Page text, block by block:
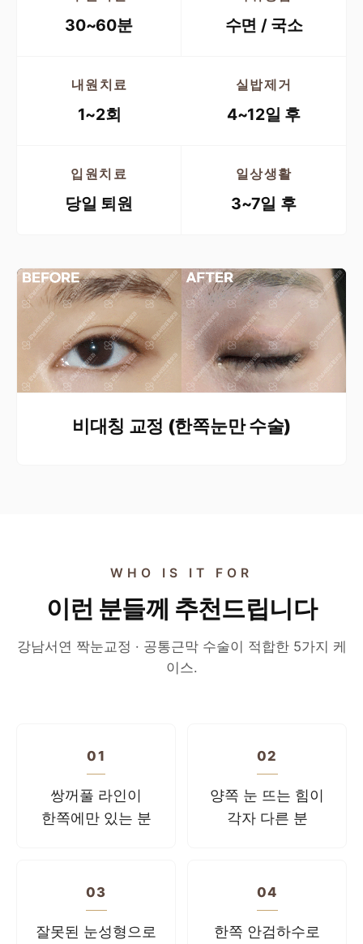
30~60분 수면 / 국소
내원치료
1~2회
실밥제거
4~12일 후
입원치료
당일 퇴원
일상생활
3~7일 후
비대칭 교정 (한쪽눈만 수술)
WHO IS IT FOR
이런 분들께 추천드립니다
강남서연 짝눈교정 · 공통근막 수술이 적합한 5가지 케
이스.
01
쌍꺼풀 라인이
한쪽에만 있는 분
02
양쪽 눈 뜨는 힘이
각자 다른 분
03
잘못된 눈성형으로
04
한쪽 안검하수로